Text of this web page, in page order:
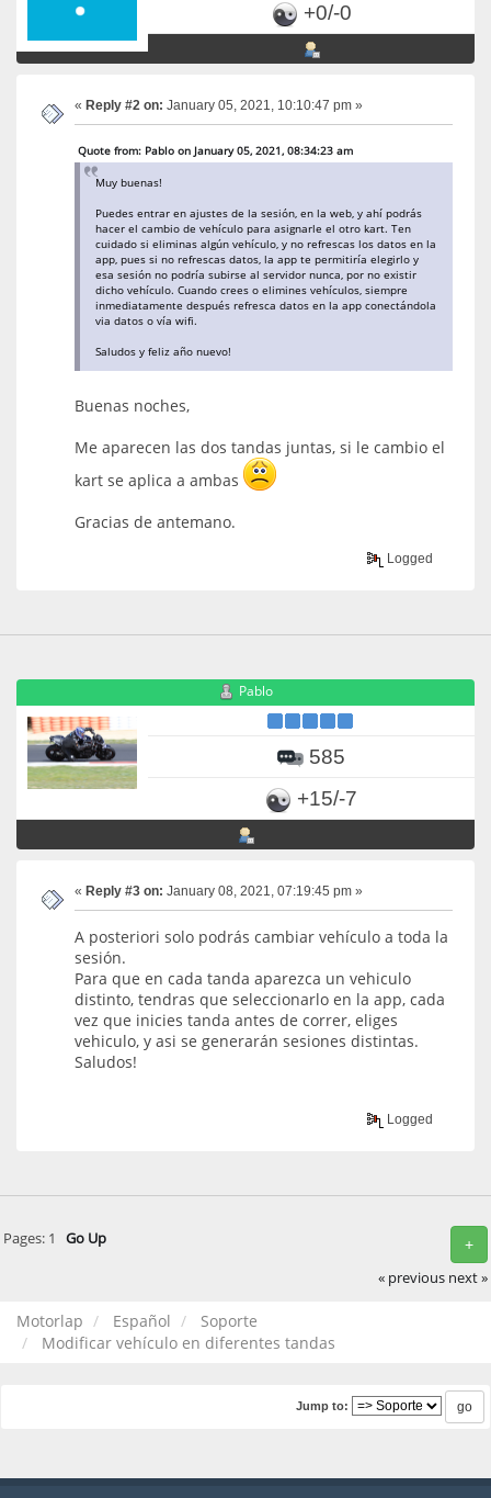
+0/-0
« Reply #2 on: January 05, 2021, 10:10:47 pm »
Quote from: Pablo on January 05, 2021, 08:34:23 am
Muy buenas!
Puedes entrar en ajustes de la sesión, en la web, y ahí podrás
hacer el cambio de vehículo para asignarle el otro kart. Ten
cuidado si eliminas algún vehículo, y no refrescas los datos en la
app, pues si no refrescas datos, la app te permitiría elegirlo y
esa sesión no podría subirse al servidor nunca, por no existir
dicho vehículo. Cuando crees o elimines vehículos, siempre
inmediatamente después refresca datos en la app conectándola
via datos o vía wifi.
Saludos y feliz año nuevo!
Buenas noches,
Me aparecen las dos tandas juntas, si le cambio el
kart se aplica a ambas
Gracias de antemano.
Logged
Pablo
585
+15/-7
« Reply #3 on: January 08, 2021, 07:19:45 pm »
A posteriori solo podrás cambiar vehículo a toda la
sesión.
Para que en cada tanda aparezca un vehiculo
distinto, tendras que seleccionarlo en la app, cada
vez que inicies tanda antes de correr, eliges
vehiculo, y asi se generarán sesiones distintas.
Saludos!
Logged
+
Pages: 1 Go Up
« previous next »
Motorlap Español
Soporte
Modificar vehículo en diferentes tandas
Jump to: